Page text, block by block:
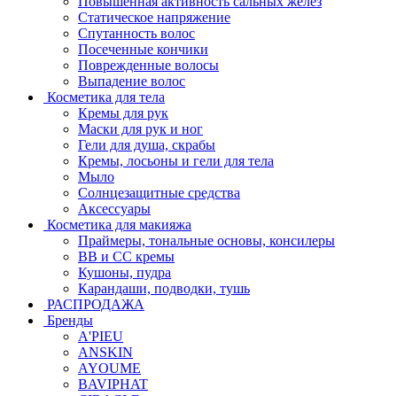
Статическое напряжение
Спутанность волос
Посеченные кончики
Поврежденные волосы
Выпадение волос
Косметика для тела
Кремы для рук
Маски для рук и ног
Гели для душа, скрабы
Кремы, лосьоны и гели для тела
Мыло
Солнцезащитные средства
Аксессуары
Косметика для макияжа
Праймеры, тональные основы, консилеры
BB и CC кремы
Кушоны, пудра
Карандаши, подводки, тушь
РАСПРОДАЖА
Бренды
A'PIEU
ANSKIN
AYOUME
BAVIPHAT